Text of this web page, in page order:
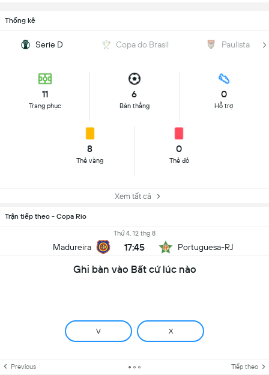
Thống kê
Serie D Copa do Brasil Paulista
11
Trang phục
6
Bàn thắng
0
Hỗ trợ
8
Thẻ vàng
0
Thẻ đỏ
Xem tất cả
Trận tiếp theo - Copa Rio
Madureira
Thứ 4, 12 thg 8
17:45 Portuguesa-RJ
Ghi bàn vào Bất cứ lúc nào
V X
Previous Tiếp theo